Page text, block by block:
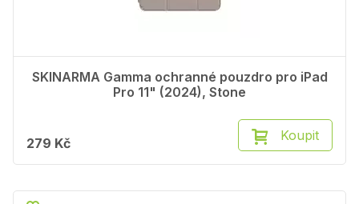
SKINARMA Gamma ochranné pouzdro pro iPad
Pro 11" (2024), Stone
279 Kč Koupit